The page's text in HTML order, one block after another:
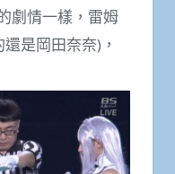
劇情一樣，雷姆
是岡田奈奈)，